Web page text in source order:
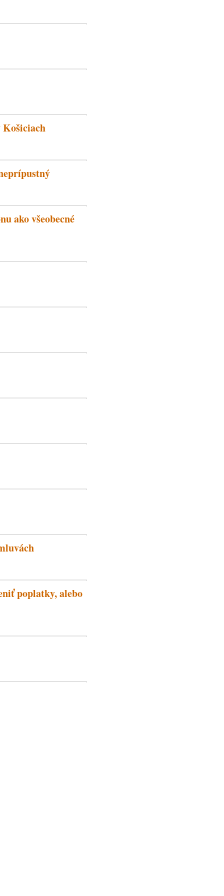
Košiciach
ako všeobecné
poplatky, alebo